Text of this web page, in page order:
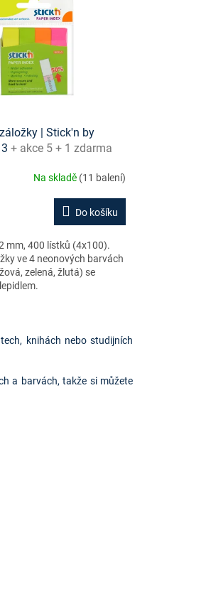
| Stick'n by
+ akce 5 + 1 zdarma
Na skladě (11 balení)
Do košíku
mm, 400 lístků (4x100).
ve 4 neonových barvách
zelená, žlutá) se
knihách nebo studijních
a barvách, takže si můžete